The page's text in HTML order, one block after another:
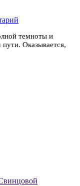
темноты и
пути. Оказывается,